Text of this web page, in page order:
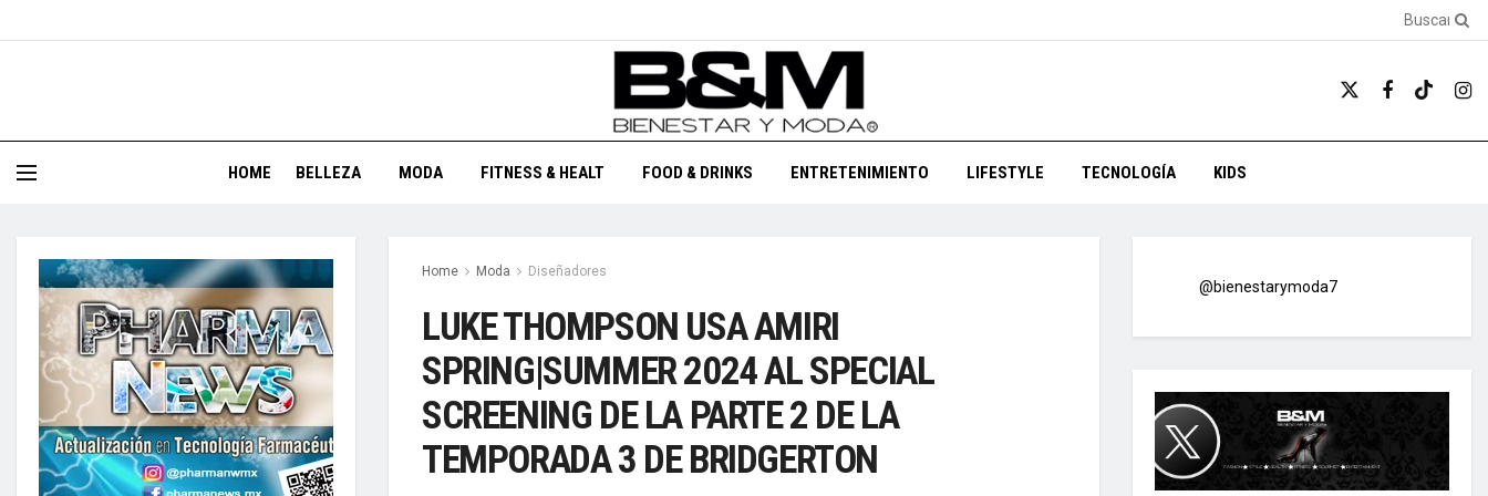
HOME BELLEZA MODA FITNESS & HEALT FOOD & DRINKS ENTRETENIMIENTO LIFESTYLE TECNOLOGÍA KIDS
Home Moda Diseñadores
LUKE THOMPSON USA AMIRI
SPRING|SUMMER 2024 AL SPECIAL
SCREENING DE LA PARTE 2 DE LA
TEMPORADA 3 DE BRIDGERTON
@bienestarymoda7